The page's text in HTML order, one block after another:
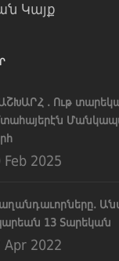
Կայք
. Ութ
Feb 2025
13 Տարեկան
Apr 2022